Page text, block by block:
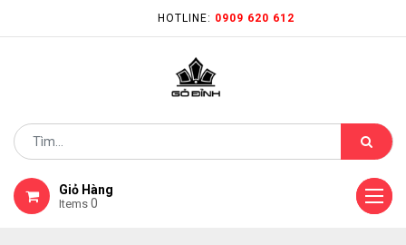
HOTLINE: 0909 620 612
Giỏ Hàng
Items 0